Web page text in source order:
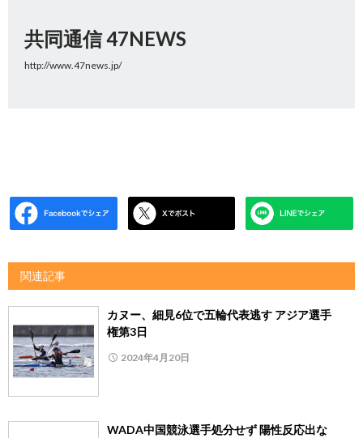
共同通信 47NEWS
http://www.47news.jp/
関連記事
カヌー、細見6位で五輪代表逃す アジア選手
権第3日
2024年4月20日
WADA中国競泳選手処分せず 陽性反応出な